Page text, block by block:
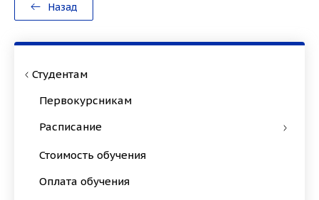
В ОРДИНАТУРУ
Назад
Студентам
Первокурсникам
Расписание
Стоимость обучения
Оплата обучения